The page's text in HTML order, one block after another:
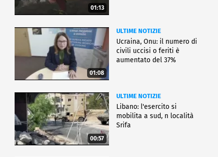
01:13
01:08
ULTIME NOTIZIE
Ucraina, Onu: il numero di
civili uccisi o feriti è
aumentato del 37%
00:57
ULTIME NOTIZIE
Libano: l'esercito si
mobilita a sud, n località
Srifa